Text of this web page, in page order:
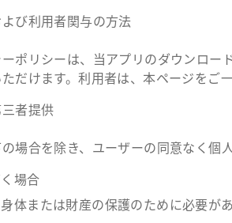
び利用者関与の方法
ポリシーは、当アプリのダウンロー
だけます。利用者は、本ページをご
者提供
場合を除き、ユーザーの同意なく個
場合
体または財産の保護のために必要が